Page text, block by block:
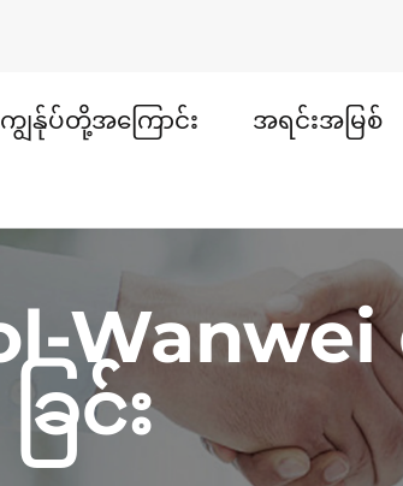
ကျွန်ုပ်တို့အကြောင်း အရင်းအမြစ်
ခြင်း